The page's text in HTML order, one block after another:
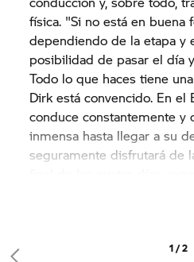
física. "Si no está en buena
dependiendo de la etapa y
posibilidad de pasar el día
Todo lo que haces tiene
Dirk está convencido. En el
conduce constantemente y
inmensa hasta llegar a su
seguramente disfrutará de
de las rocas de granito
1 / 2